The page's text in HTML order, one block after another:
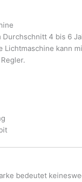
4 bis 6
Lichtmaschine kann
bedeutet